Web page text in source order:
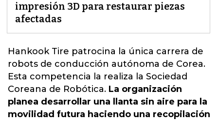
impresión 3D para restaurar piezas
afectadas
Hankook Tire patrocina la única carrera de
robots de conducción autónoma de Corea.
Esta competencia la realiza la Sociedad
Coreana de Robótica. La organización
planea desarrollar una llanta sin aire para la
movilidad futura haciendo una recopilación